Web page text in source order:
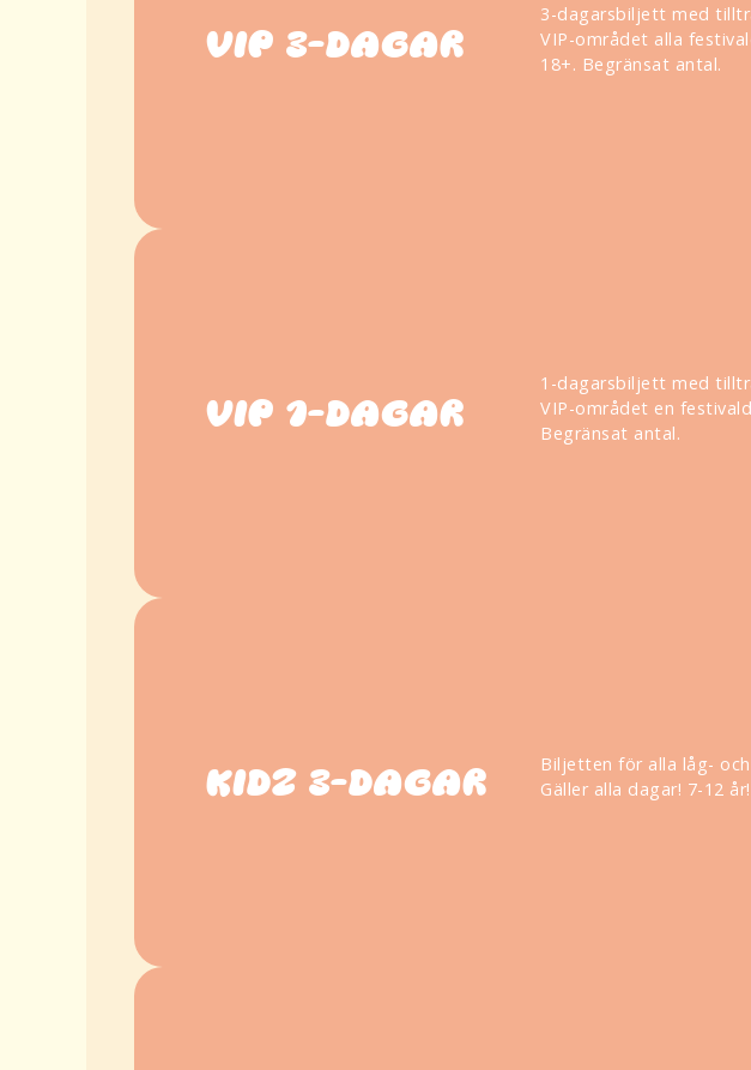
3-dagarsbiljett med
VIP-området alla
18+. Begränsat antal.
VIP 3-DAGAR
1-dagarsbiljett med
VIP-området en
Begränsat antal.
VIP 1-DAGAR
Biljetten för alla låg-
Gäller alla dagar! 7-12
KIDZ 3-DAGAR